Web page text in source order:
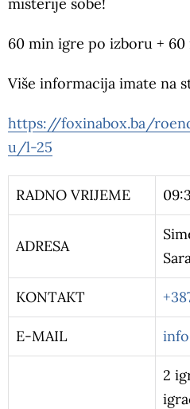
60 min igre po izboru + 60
Više informacija imate na
https://foxinabox.ba/
u/l-25
RADNO VRIJEME
ADRESA
KONTAKT
E-MAIL
2